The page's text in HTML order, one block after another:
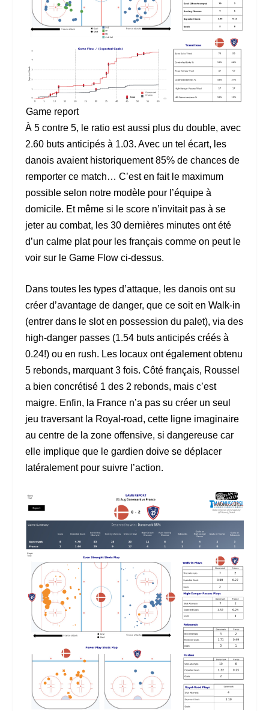
Game report
À 5 contre 5, le ratio est aussi plus du double, avec
2.60 buts anticipés à 1.03. Avec un tel écart, les
danois avaient historiquement 85% de chances de
remporter ce match… C’est en fait le maximum
possible selon notre modèle pour l’équipe à
domicile. Et même si le score n’invitait pas à se
jeter au combat, les 30 dernières minutes ont été
d’un calme plat pour les français comme on peut le
voir sur le Game Flow ci-dessus.
Dans toutes les types d’attaque, les danois ont su
créer d’avantage de danger, que ce soit en Walk-in
(entrer dans le slot en possession du palet), via des
high-danger passes (1.54 buts anticipés créés à
0.24!) ou en rush. Les locaux ont également obtenu
5 rebonds, marquant 3 fois. Côté français, Roussel
a bien concrétisé 1 des 2 rebonds, mais c’est
maigre. Enfin, la France n’a pas su créer un seul
jeu traversant la Royal-road, cette ligne imaginaire
au centre de la zone offensive, si dangereuse car
elle implique que le gardien doive se déplacer
latéralement pour suivre l’action.